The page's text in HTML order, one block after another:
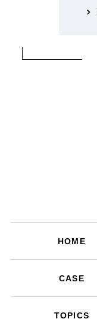
HOME
CASE
TOPICS